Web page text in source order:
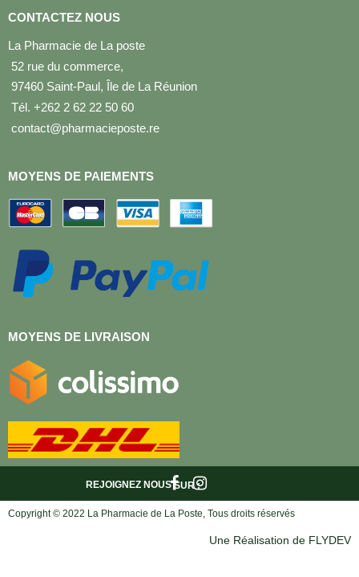
CONTACTEZ NOUS
La Pharmacie de La poste
52 rue du commerce,
97460 Saint-Paul, Île de La Réunion
Tél. +262 2 62 22 50 60
contact@pharmacieposte.re
MOYENS DE PAIEMENTS
MOYENS DE LIVRAISON
SUR :
REJOIGNEZ NOUS
Copyright © 2022 La Pharmacie de La Poste, Tous droits réservés
Une Réalisation de FLYDEV